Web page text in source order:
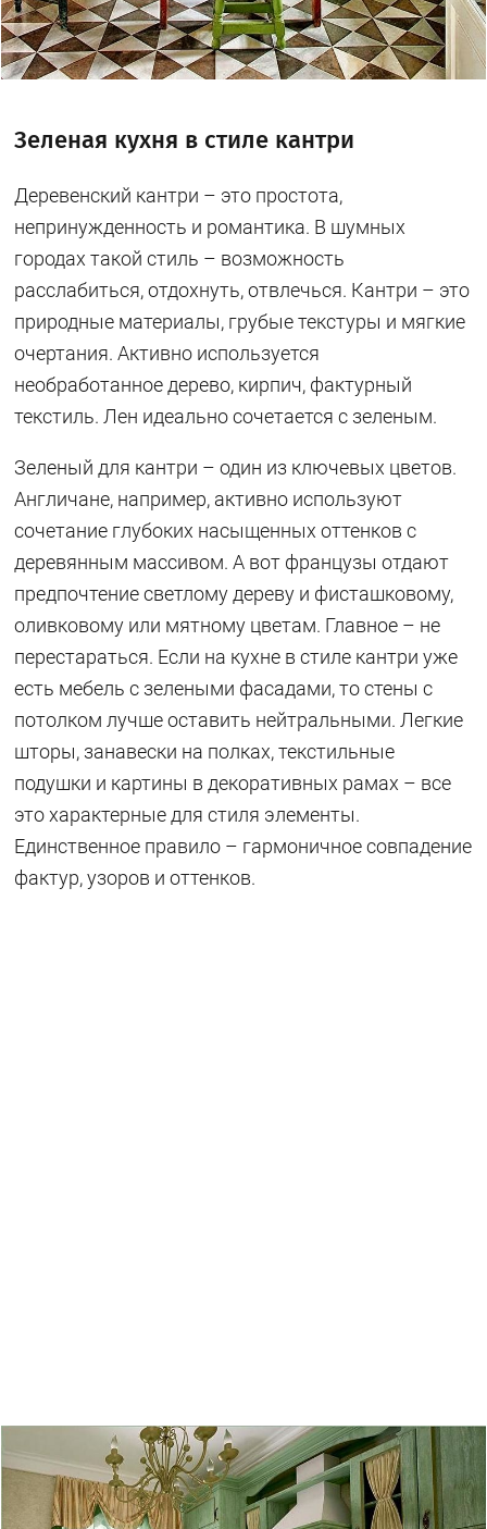
Зеленая кухня в стиле кантри
Деревенский кантри – это простота,
непринужденность и романтика. В шумных
городах такой стиль – возможность
расслабиться, отдохнуть, отвлечься. Кантри – это
природные материалы, грубые текстуры и мягкие
очертания. Активно используется
необработанное дерево, кирпич, фактурный
текстиль. Лен идеально сочетается с зеленым.
Зеленый для кантри – один из ключевых цветов.
Англичане, например, активно используют
сочетание глубоких насыщенных оттенков с
деревянным массивом. А вот французы отдают
предпочтение светлому дереву и фисташковому,
оливковому или мятному цветам. Главное – не
перестараться. Если на кухне в стиле кантри уже
есть мебель с зелеными фасадами, то стены с
потолком лучше оставить нейтральными. Легкие
шторы, занавески на полках, текстильные
подушки и картины в декоративных рамах – все
это характерные для стиля элементы.
Единственное правило – гармоничное совпадение
фактур, узоров и оттенков.